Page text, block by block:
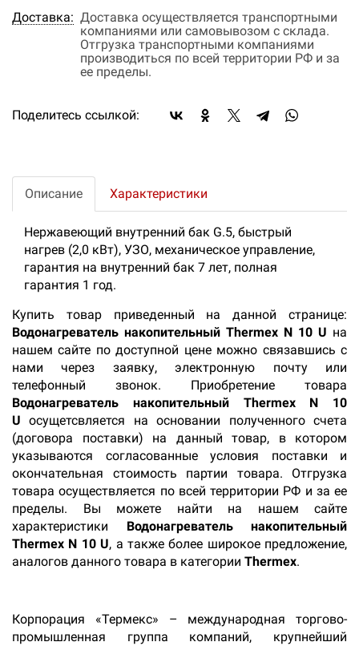
Доставка: Доставка осуществляется транспортными
компаниями или самовывозом с склада.
Отгрузка транспортными компаниями
производиться по всей территории РФ и за
ее пределы.
Поделитесь ссылкой:
Описание Характеристики
Нержавеющий внутренний бак G.5, быстрый
нагрев (2,0 кВт), УЗО, механическое управление,
гарантия на внутренний бак 7 лет, полная
гарантия 1 год.
Купить товар приведенный на данной странице:
Водонагреватель накопительный Thermex N 10 U на
нашем сайте по доступной цене можно связавшись с
нами через заявку, электронную почту или
телефонный звонок. Приобретение товара
Водонагреватель накопительный Thermex N 10
Uосущетсвляется на основании полученного счета
(договора поставки) на данный товар, в котором
указываются согласованные условия поставки и
окончательная стоимость партии товара. Отгрузка
товара осуществляется по всей территории РФ и за ее
пределы. Вы можете найти на нашем сайте
характеристики Водонагреватель накопительный
Thermex N 10 U, а также более широкое предложение,
аналогов данного товара в категории Thermex.
Корпорация «Термекс» – международная торгово-
промышленная группа компаний, крупнейший